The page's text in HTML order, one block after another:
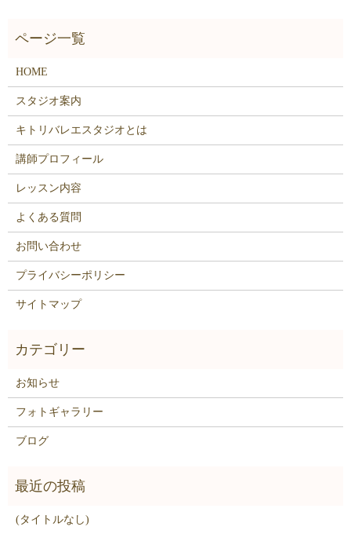
HOME
スタジオ案内
キトリバレエスタジオとは
講師プロフィール
レッスン内容
よくある質問
お問い合わせ
プライバシーポリシー
サイトマップ
お知らせ
フォトギャラリー
ブログ
(タイトルなし)